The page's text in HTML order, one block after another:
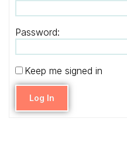
Password:
Keep me signed in
Log In